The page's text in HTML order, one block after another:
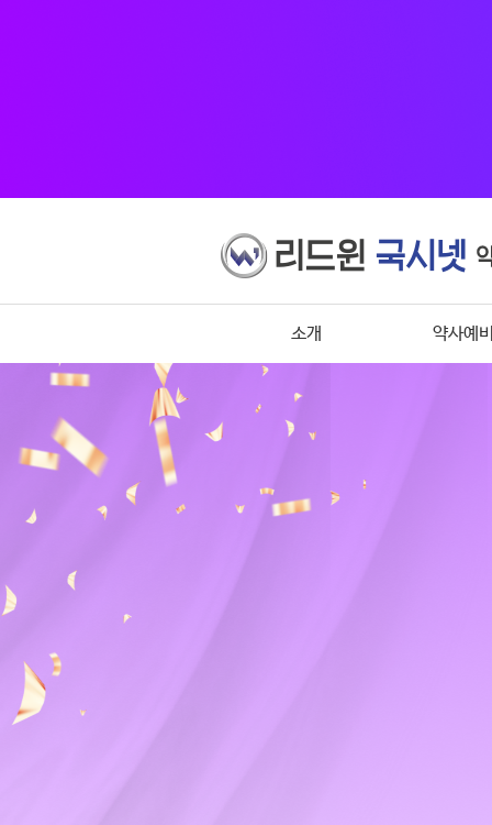
소개 약사예